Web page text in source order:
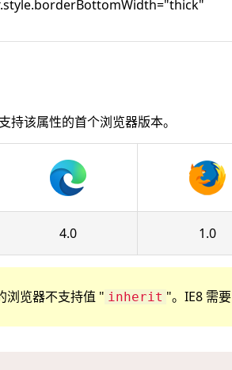
.style.borderBottomWidth="thick"
持该属性的首个浏览器版本。
4.0 1.0
浏览器不支持值 " inherit "。IE8 需要